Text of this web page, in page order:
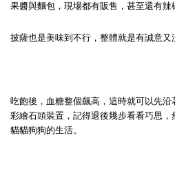
果醬與麵包，現場都有販售，甚至還有辣
披薩也是美味到不行，整體就是有誠意又
吃飽後，血糖整個飆高，這時就可以先
彩繪石頭裝置，記得退後幾步看看巧思
貓貓狗狗的生活。